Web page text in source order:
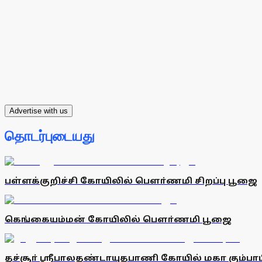
Advertise with us
தொடர்புடையது
பள்ளக்குறிச்சி கோயிலில் பௌா்ணமி சிறப்பு பூஜை
கெங்கையம்மன் கோயிலில் பெளா்ணமி பூஜை
தச்சூா் ஸ்ரீபாலதண்டாயுதபாணி கோயில் மகா